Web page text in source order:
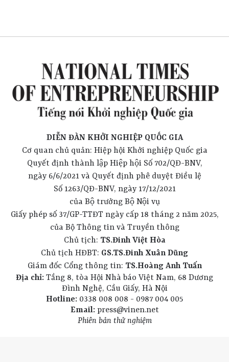
DIỄN ĐÀN KHỞI NGHIỆP QUỐC GIA
Cơ quan chủ quản: Hiệp hội Khởi nghiệp Quốc gia
Quyết định thành lập Hiệp hội Số 702/QĐ-BNV,
ngày 6/6/2021 và Quyết định phê duyệt Điều lệ
Số 1263/QĐ-BNV, ngày 17/12/2021
của Bộ trưởng Bộ Nội vụ
Giấy phép số 37/GP-TTĐT ngày cấp 18 tháng 2 năm 2025,
của Bộ Thông tin và Truyền thông
Chủ tịch: TS.Đinh Việt Hòa
Chủ tịch HĐBT: GS.TS.Đinh Xuân Dũng
Giám đốc Cổng thông tin: TS.Hoàng Anh Tuấn
Địa chỉ: Tầng 8, tòa Hội Nhà báo Việt Nam, 68 Dương
Đình Nghệ, Cầu Giấy, Hà Nội
Hotline: 0338 008 008 - 0987 004 005
Email:press@vinen.net
Phiên bản thử nghiệm